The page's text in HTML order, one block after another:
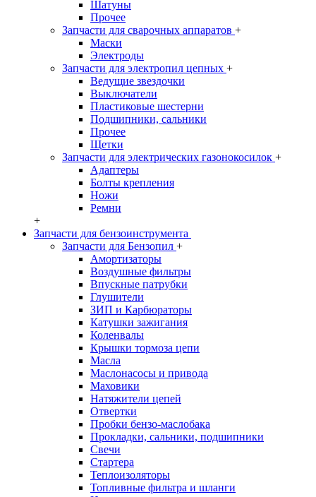
Шатуны
Прочее
Запчасти для сварочных аппаратов +
Маски
Электроды
Запчасти для электропил цепных +
Ведущие звездочки
Выключатели
Пластиковые шестерни
Подшипники, сальники
Прочее
Щетки
Запчасти для электрических газонокосилок +
Адаптеры
Болты крепления
Ножи
Ремни
+
Запчасти для бензоинструмента
Запчасти для Бензопил +
Амортизаторы
Воздушные фильтры
Впускные патрубки
Глушители
ЗИП и Карбюраторы
Катушки зажигания
Коленвалы
Крышки тормоза цепи
Масла
Маслонасосы и привода
Маховики
Натяжители цепей
Отвертки
Пробки бензо-маслобака
Прокладки, сальники, подшипники
Свечи
Стартера
Теплоизоляторы
Топливные фильтра и шланги